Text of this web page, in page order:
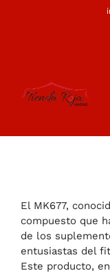
El MK677,
compuesto que
de los
entusiastas del
Este producto,